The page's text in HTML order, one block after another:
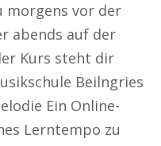
morgens vor der
abends auf der
Kurs steht dir
Beilngries
Ein Online-
Lerntempo zu